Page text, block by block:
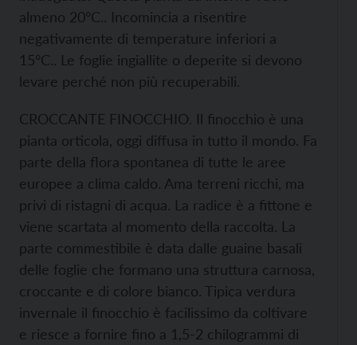
almeno 20°C.. Incomincia a risentire
negativamente di temperature inferiori a
15°C.. Le foglie ingiallite o deperite si devono
levare perché non più recuperabili.
CROCCANTE FINOCCHIO. Il finocchio è una
pianta orticola, oggi diffusa in tutto il mondo. Fa
parte della flora spontanea di tutte le aree
europee a clima caldo. Ama terreni ricchi, ma
privi di ristagni di acqua. La radice è a fittone e
viene scartata al momento della raccolta. La
parte commestibile è data dalle guaine basali
delle foglie che formano una struttura carnosa,
croccante e di colore bianco. Tipica verdura
invernale il finocchio è facilissimo da coltivare
e riesce a fornire fino a 1,5-2 chilogrammi di